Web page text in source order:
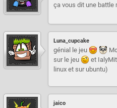
ça vous dit une battle
Luna_cupcake
génial le jeu
sur le jeu
et
linux et sur ubuntu)
jaico